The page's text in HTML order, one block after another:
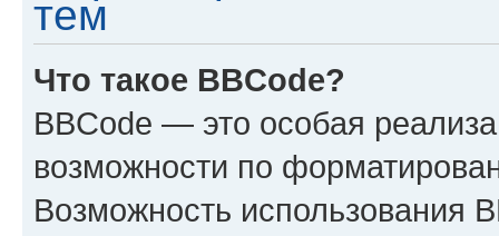
тем
Что такое BBCode?
BBCode — это особая
возможности по
Возможность использования